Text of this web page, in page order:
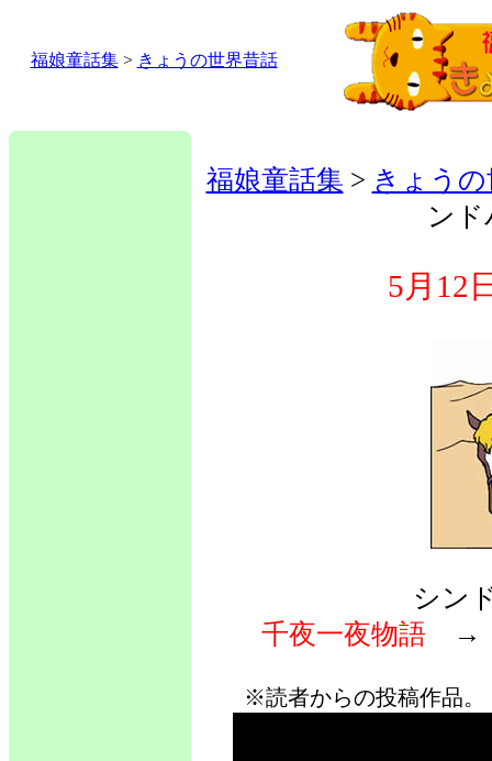
福娘童話集> きょうの世界昔話
福娘童話集 > きょう
ン
5月12
シン
千夜一夜物語
※読者からの投稿作品